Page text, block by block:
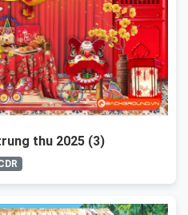
thu 2025 (3)